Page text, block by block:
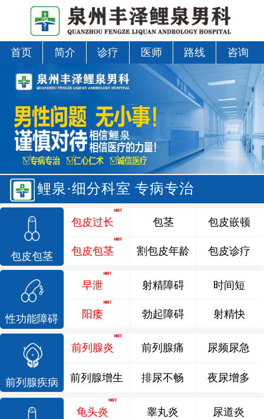
首页 简介 诊疗 医师 路线 咨询
鲤泉·细分科室 专病专治
包皮包茎
包皮过长
包皮包茎
包茎
割包皮年龄
包皮嵌顿
包皮诊疗
性功能障碍
早泄
阳痿
射精障碍
勃起障碍
时间短
射精快
前列腺疾病
前列腺炎 前列腺痛 尿频尿急
前列腺增生 排尿不畅 夜尿增多
龟头炎 睾丸炎 尿道炎